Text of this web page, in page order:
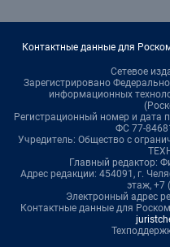
Контактные данные для
Сетевое
Зарегистрировано
информационных
Регистрационный номер и дата
ФС 77-
Учредитель: Общество с
Главный редактор:
Адрес редакции: 454091, г.
этаж, +7
Электронный адрес
Контактные данные для